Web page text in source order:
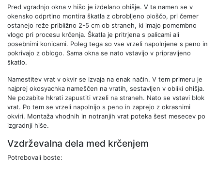
Pred vgradnjo okna v hišo je izdelano ohišje. V ta namen se v
okensko odprtino montira škatla z obrobljeno ploščo, pri čemer
ostanejo reže približno 2-5 cm ob straneh, ki imajo pomembno
vlogo pri procesu krčenja. Škatla je pritrjena s palicami ali
posebnimi konicami. Poleg tega so vse vrzeli napolnjene s peno in
pokrivajo z oblogo. Sama okna se nato vstavijo v pripravljeno
škatlo.
Namestitev vrat v okvir se izvaja na enak način. V tem primeru je
najprej okosyachka nameščen na vratih, sestavljen v obliki ohišja.
Ne pozabite hkrati zapustiti vrzeli na straneh. Nato se vstavi blok
vrat. Po tem se vrzeli napolnijo s peno in zaprejo z okrasnimi
okviri. Montaža vhodnih in notranjih vrat poteka šest mesecev po
izgradnji hiše.
Vzdrževalna dela med krčenjem
Potrebovali boste: